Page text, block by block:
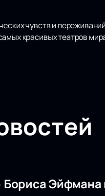
чувств и
красивых театров